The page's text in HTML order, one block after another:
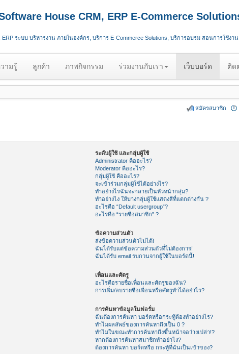
House CRM, ERP E-Commerce
ระบบ บริหารงาน ภายในองค์กร, บริการ E-Commerce Solutions, บริการอบรม สอนการใช้งาน
ามรู้ ลูกค้า ภาพกิจกรรม ร่วมงานกับเรา เว็บบอร์ด ติด
สมัครสมาชิก
ระดับผู้ใช้ และกลุ่มผู้ใช้
Administrator คืออะไร?
Moderator คืออะไร?
กลุ่มผู้ใช้ คืออะไร?
จะเข้าร่วมกลุ่มผู้ใช้ได้อย่างไร?
ทำอย่างไรฉันจะกลายเป็นหัวหน้ากลุ่ม?
ทำอย่างไง ให้บางกลุ่มผู้ใช้แสดงสีที่แตกต่างกัน ?
อะไรคือ “Default usergroup”?
อะไรคือ “รายชื่อสมาชิก” ?
ข้อความส่วนตัว
ส่งข้อความส่วนตัวไม่ได้!
ฉันได้รับแต่ข้อความส่วนตัวที่ไม่ต้องการ!
ฉันได้รับ email รบกวนจากผู้ใช้ในบอร์ดนี้!
เพื่อนและศัตรู
อะไรคือรายชื่อเพื่อนและศัตรูของฉัน?
การเพิ่ม/ลบรายชื่อเพื่อนหรือศัตรูทำได้อย่าไร?
การค้นหาข้อมูลในฟอรั่ม
ฉันต้องการค้นหา บอร์ดหรือกระทู้ต้องทำอย่างไร?
ทำไมผลลัพธ์ของการค้นหาถึงเป็น 0 ?
ทำไมในขณะทำการค้นหาถึงขึ้นหน้าจอว่างเปล่า!?
หากต้องการค้นหาสมาชิกทำอย่าไง?
ต้องการค้นหา บอร์ดหรือ กระทู้ที่ฉันเป็นเข้าของ?